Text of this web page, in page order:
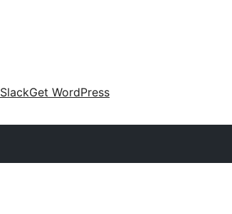
SlackGet WordPress